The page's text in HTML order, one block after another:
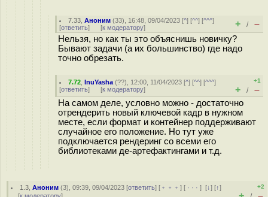
7.33 ,Аноним (33), 16:48, 09/04/2023 [^] [^^] [^^^]
[ответить] [к модератору] + / –
Нельзя, но как ты это объяснишь новичку?
Бывают задачи (а их большинство) где надо
точно обрезать.
7.72 ,InuYasha (??), 12:00, 11/04/2023 [^] [^^] [^^^]
[ответить] [к модератору]
+1
+ / –
На самом деле, условно можно - достаточно
отрендерить новый ключевой кадр в нужном
месте, если формат и контейнер поддерживают
случайное его положение. Но тут уже
подключается рендеринг со всеми его
библиотеками де-артефактингами и т.д.
1.3 ,Аноним (3), 09:39, 09/04/2023 [ответить] [ ﹢﹢﹢] [ · · ·][↓] [↑]
+2